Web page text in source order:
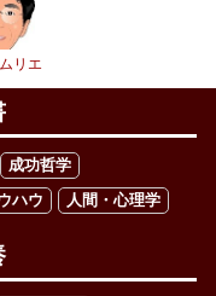
リエ
成功哲学
ハウ 人間・心理学